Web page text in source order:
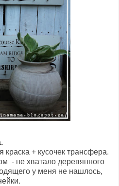
+ кусочек трансфера.
- не хватало деревянного
у меня не нашлось,